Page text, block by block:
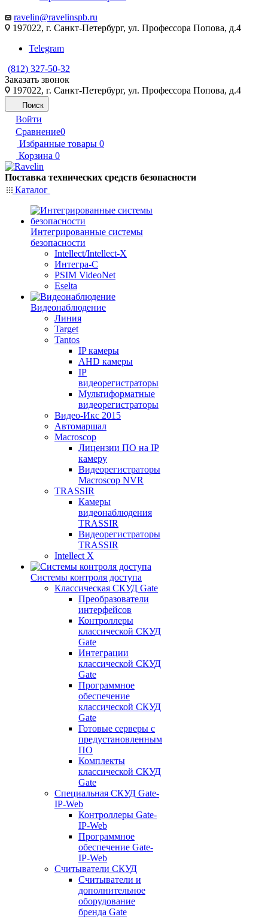
ravelin@ravelinspb.ru
197022, г. Санкт-Петербург, ул. Профессора Попова, д.4
Telegram
(812) 327-50-32
Заказать звонок
197022, г. Санкт-Петербург, ул. Профессора Попова, д.4
Поиск
Войти
Сравнение0
Избранные товары 0
Корзина 0
Поставка технических средств безопасности
Каталог
Интегрированные системы
безопасности
Intellect/Intellect-X
Интегра-С
PSIM VideoNet
Eselta
Видеонаблюдение
Линия
Target
Tantos
IP камеры
AHD камеры
IP
видеорегистраторы
Мультиформатные
видеорегистраторы
Видео-Икс 2015
Автомаршал
Macroscop
Лицензии ПО на IP
камеру
Видеорегистраторы
Macroscop NVR
TRASSIR
Камеры
видеонаблюдения
TRASSIR
Видеорегистраторы
TRASSIR
Intellect X
Системы контроля доступа
Классическая СКУД Gate
Преобразователи
интерфейсов
Контроллеры
классической СКУД
Gate
Интеграции
классической СКУД
Gate
Программное
обеспечение
классической СКУД
Gate
Готовые серверы с
предустановленным
ПО
Комплекты
классической СКУД
Gate
Специальная СКУД Gate-
IP-Web
Контроллеры Gate-
IP-Web
Программное
обеспечение Gate-
IP-Web
Считыватели СКУД
Считыватели и
дополнительное
оборудование
бренда Gate